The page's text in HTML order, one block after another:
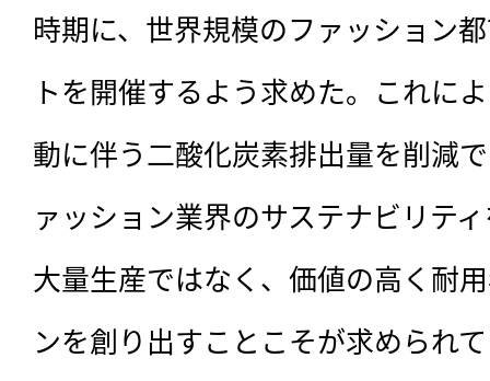
時期に、世界規模のファッション
トを開催するよう求めた。これに
動に伴う二酸化炭素排出量を削減
ァッション業界のサステナビリテ
大量生産ではなく、価値の高く耐
ンを創り出すことこそが求められ